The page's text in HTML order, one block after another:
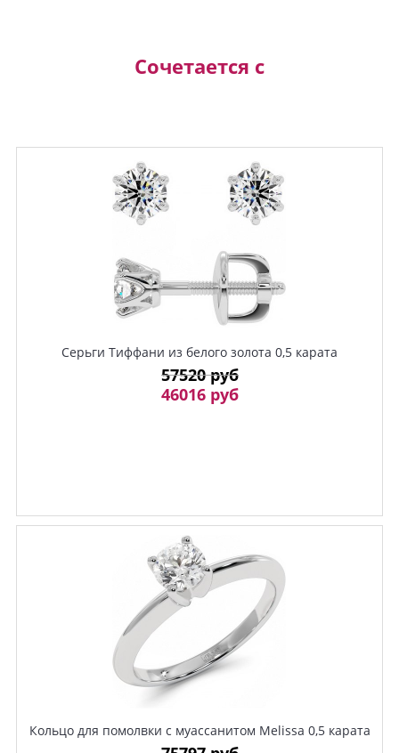
Сочетается с
Серьги Тиффани из белого золота 0,5 карата
57520 руб
46016 руб
Кольцо для помолвки с муассанитом Melissa 0,5 карата